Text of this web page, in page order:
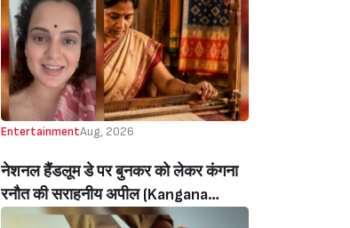
EntertainmentAug, 2026
नेशनल हैंडलूम डे पर बुनकर को लेकर कंगना
रनौत की सराहनीय अपील (Kangana
Ranaut’s Commendable Appeal